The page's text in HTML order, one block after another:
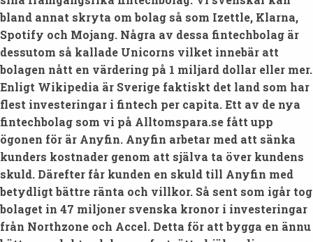
bland annat skryta om bolag så som Izettle, Klarna,
Spotify och Mojang. Några av dessa fintechbolag är
dessutom så kallade Unicorns vilket innebär att
bolagen nått en värdering på 1 miljard dollar eller mer.
Enligt Wikipedia är Sverige faktiskt det land som har
flest investeringar i fintech per capita. Ett av de nya
fintechbolag som vi på Alltomspara.se fått upp
ögonen för är Anyfin. Anyfin arbetar med att sänka
kunders kostnader genom att själva ta över kundens
skuld. Därefter får kunden en skuld till Anyfin med
betydligt bättre ränta och villkor. Så sent som igår tog
bolaget in 47 miljoner svenska kronor i investeringar
från Northzone och Accel. Detta för att bygga en ännu